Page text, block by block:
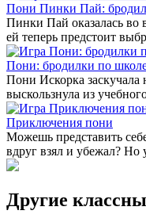
Пони Пинки Пай:
Пинки Пай оказалась во
ей теперь предстоит
Пони: бродилки по
Пони Искорка заскучала
выскользнула из
Приключения пони
Можешь представить
вдруг взял и убежал? Но
Другие